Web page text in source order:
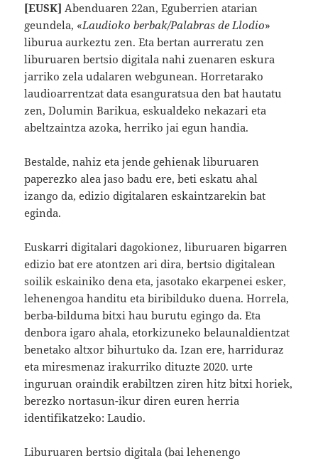
[EUSK] Abenduaren 22an, Eguberrien atarian
geundela, «Laudioko berbak/Palabras de Llodio»
liburua aurkeztu zen. Eta bertan aurreratu zen
liburuaren bertsio digitala nahi zuenaren eskura
jarriko zela udalaren webgunean. Horretarako
laudioarrentzat data esanguratsua den bat hautatu
zen, Dolumin Barikua, eskualdeko nekazari eta
abeltzaintza azoka, herriko jai egun handia.
Bestalde, nahiz eta jende gehienak liburuaren
paperezko alea jaso badu ere, beti eskatu ahal
izango da, edizio digitalaren eskaintzarekin bat
eginda.
Euskarri digitalari dagokionez, liburuaren bigarren
edizio bat ere atontzen ari dira, bertsio digitalean
soilik eskainiko dena eta, jasotako ekarpenei esker,
lehenengoa handitu eta biribilduko duena. Horrela,
berba-bilduma bitxi hau burutu egingo da. Eta
denbora igaro ahala, etorkizuneko belaunaldientzat
benetako altxor bihurtuko da. Izan ere, harriduraz
eta miresmenaz irakurriko dituzte 2020. urte
inguruan oraindik erabiltzen ziren hitz bitxi horiek,
berezko nortasun-ikur diren euren herria
identifikatzeko: Laudio.
Liburuaren bertsio digitala (bai lehenengo